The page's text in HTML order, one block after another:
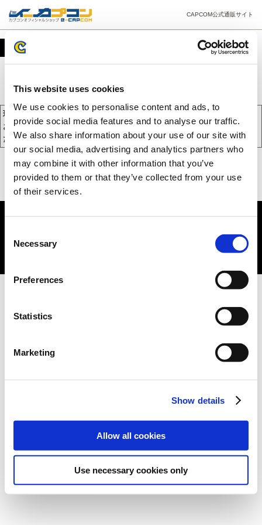
This website uses cookies
We use cookies to personalise content and ads, to
provide social media features and to analyse our traffic.
We also share information about your use of our site with
our social media, advertising and analytics partners who
may combine it with other information that you’ve
provided to them or that they’ve collected from your use
of their services.
Selection
Necessary
Preferences
Statistics
Marketing
Show details
Allow all cookies
Use necessary cookies only
CAPCOM公式通販サイト
カート
現在、カートには商品が入っておりません。
お買い物を続けるには下の 「お買い物を続ける」 をクリックしてく
ださい。